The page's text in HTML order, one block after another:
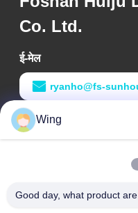
Co. Ltd.
ई-मेल
ryanho@fs-
काम का समय
9:00-18:00
कंपनी का पता
Wing
Good day, what product